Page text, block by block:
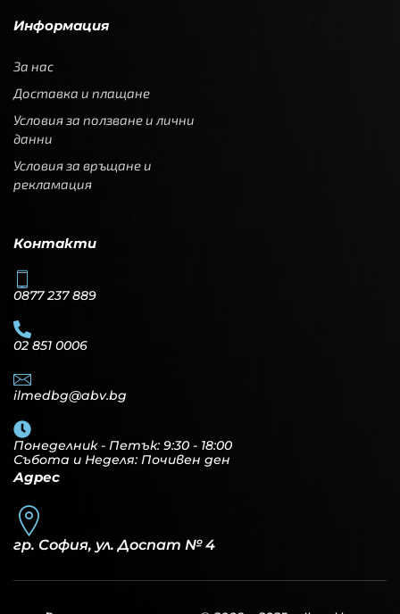
Информация
За нас
Доставка и плащане
Условия за ползване и лични
данни
Условия за връщане и
рекламация
Контакти
0877 237 889
02 851 0006
ilmedbg@abv.bg
Понеделник - Петък: 9:30 - 18:00
Събота и Неделя: Почивен ден
Адрес
гр. София, ул. Доспат № 4